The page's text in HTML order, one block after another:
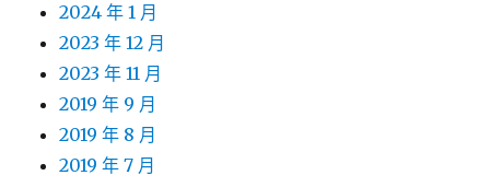
2024 年 1 月
2023 年 12 月
2023 年 11 月
2019 年 9 月
2019 年 8 月
2019 年 7 月